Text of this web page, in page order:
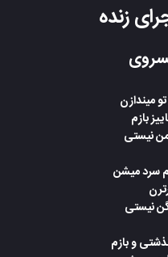
زنده
میندازن
بازم
من نیستی
سرد میشن
نیستی
و بازم